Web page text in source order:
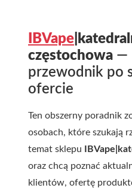
IBVape
częstochowa —
przewodnik po
ofercie
Ten obszerny poradnik
osobach, które szukają
temat sklepu
oraz chcą poznać
klientów, ofertę